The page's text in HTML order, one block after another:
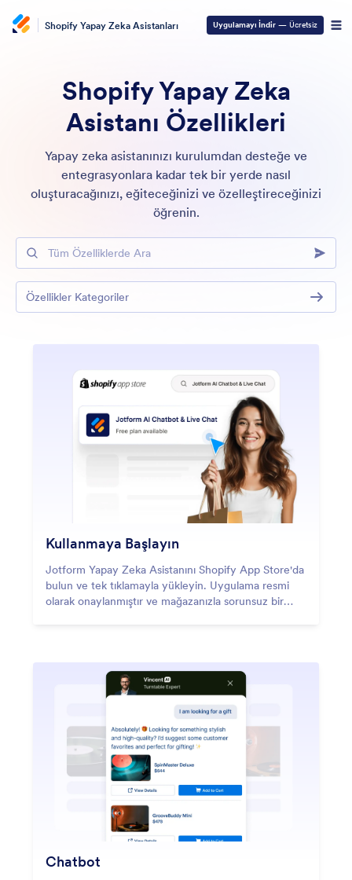
Shopify Yapay Zeka Asistanları Uygulamayı İndir — Ücretsiz
Shopify Yapay Zeka
Asistanı Özellikleri
Yapay zeka asistanınızı kurulumdan desteğe ve
entegrasyonlara kadar tek bir yerde nasıl
oluşturacağınızı, eğiteceğinizi ve özelleştireceğinizi
öğrenin.
Tüm Özelliklerde Ara
Kullanmaya Başlayın
Jotform Yapay Zeka Asistanını Shopify App Store'da
bulun ve tek tıklamayla yükleyin. Uygulama resmi
olarak onaylanmıştır ve mağazanızla sorunsuz bir
Chatbot
Özellikler Kategoriler